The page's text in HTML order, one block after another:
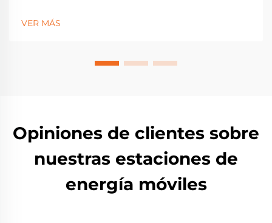
mientras cargas dispositivos, haces funcionar neveras
portátiles y permaneces seguro fuera de la red.
VER MÁS
Opiniones de clientes sobre
nuestras estaciones de
energía móviles